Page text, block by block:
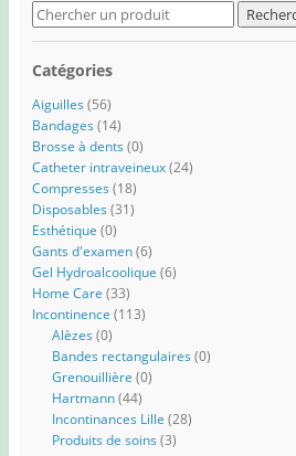
Search
for:
Catégories
Aiguilles (56)
Bandages (14)
Brosse à dents (0)
Catheter intraveineux (24)
Compresses (18)
Disposables (31)
Esthétique (0)
Gants d'examen (6)
Gel Hydroalcoolique (6)
Home Care (33)
Incontinence (113)
Alèzes (0)
Bandes rectangulaires (0)
Grenouillière (0)
Hartmann (44)
Incontinances Lille (28)
Produits de soins (3)